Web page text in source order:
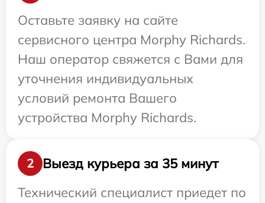
Оставьте заявку на сайте
сервисного центра Morphy Richards.
Наш оператор свяжется с Вами для
уточнения индивидуальных
условий ремонта Вашего
устройства Morphy Richards.
2
Выезд курьера за 35 минут
Технический специалист приедет по